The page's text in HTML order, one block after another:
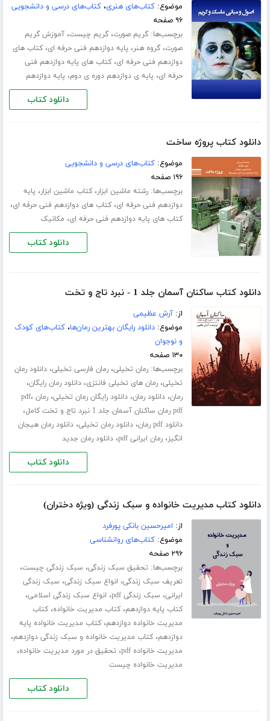
موضوع:کتاب‌های هنری،کتاب‌های درسی و دانشجویی
۹۶ صفحه
برچسب‌ها:گریم صورت،گریم چیست،آموزش گریم
صورت،گروه هنر، پایه دوازدهم فنی حرفه ای،کتاب های
دوازدهم فنی حرفه ای،کتاب های پایه دوازدهم فنی
حرفه ای، پایه ی دوازدهم دوره ی دوم، پایه دوازدهم
دانلود کتاب
دانلود کتاب پروژه ساخت
موضوع:کتاب‌های درسی و دانشجویی
۱۹۶ صفحه
برچسب‌ها:رشته ماشین ابزار،کتاب ماشین ابزار، پایه
دوازدهم فنی حرفه ای،کتاب های دوازدهم فنی حرفه ای،
کتاب های پایه دوازدهم فنی حرفه ای، مکانیک
دانلود کتاب
دانلود کتاب ساکنان آسمان جلد 1 - نبرد تاج و تخت
از:آرش عظیمی
موضوع:دانلود رایگان بهترین رمان‌ها،کتاب‌های کودک
و نوجوان
۱۳۰ صفحه
برچسب‌ها:رمان تخیلی،رمان فارسی تخیلی،دانلود رمان
تخیلی،رمان های تخیلی فانتزی،دانلود رمان رایگان،
رمان،دانلود رمان،دانلود رایگان رمان تخیلی،رمان pdf ،
pdf رمان ساکنان آسمان جلد 1 نبرد تاج و تخت کامل ،
دانلود pdf رمان ،دانلود رمان تخیلی،دانلود رمان هیجان
انگیز،رمان ایرانی pdf ،دانلود رمان جدید
دانلود کتاب
دانلود کتاب مدیریت خانواده و سبک زندگی (ویژه دختران)
از: امیرحسین بانکی پورفرد
موضوع:کتاب‌های روانشناسی
۲۹۶ صفحه
برچسب‌ها: تحقیق سبک زندگی، سبک زندگی چیست،
تعریف سبک زندگی، انواع سبک زندگی، سبک زندگی
ایرانی، سبک زندگی pdf ، انواع سبک زندگی اسلامی،
کتاب پایه دوازدهم،کتاب مدیریت خانواده،کتاب
مدیریت خانواده دوازدهم،کتاب مدیریت خانواده پایه
دوازدهم،کتاب مدیریت خانواده و سبک زندگی دوازدهم،
مدیریت خانواده pdf ، تحقیق در مورد مدیریت خانواده،
مدیریت خانواده چیست
دانلود کتاب